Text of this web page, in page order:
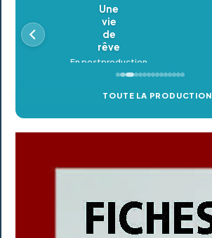
Oldeupe
En postproduction
TOUTE LA PRODUCTION